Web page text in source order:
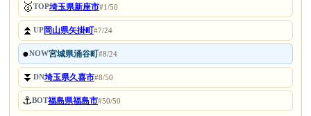
🥇TOP埼玉県新座市#1/50
⏫UP岡山県矢掛町#7/24
●NOW宮城県涌谷町#8/24
⏬DN埼玉県久喜市#8/50
⚓BOT福島県福島市#50/50